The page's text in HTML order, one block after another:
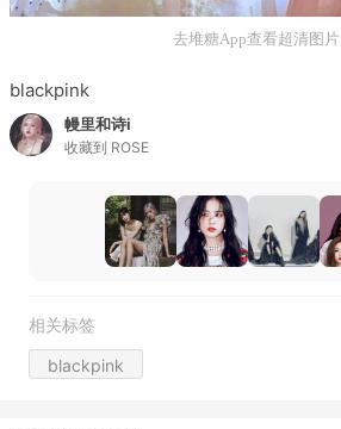
去堆糖App查看超清图片
blackpink
幔里和诗i
收藏到 ROSE
相关标签
blackpink